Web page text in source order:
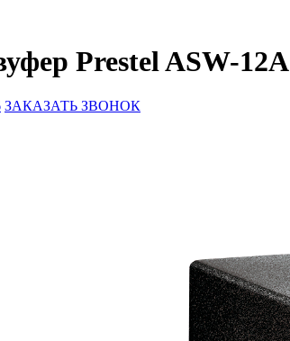
Prestel ASW-12A
ЗАКАЗАТЬ ЗВОНОК